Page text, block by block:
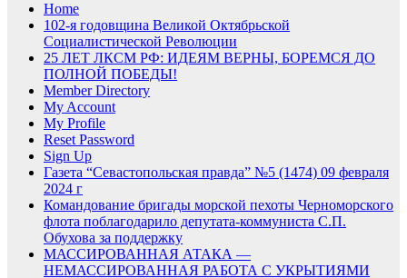
Home
102-я годовщина Великой Октябрьской
Социалистической Революции
25 ЛЕТ ЛКСМ РФ: ИДЕЯМ ВЕРНЫ, БОРЕМСЯ ДО
ПОЛНОЙ ПОБЕДЫ!
Member Directory
My Account
My Profile
Reset Password
Sign Up
Газета “Севастопольская правда” №5 (1474) 09 февраля
2024 г
Командование бригады морской пехоты Черноморского
флота поблагодарило депутата-коммуниста С.П.
Обухова за поддержку
МАССИРОВАННАЯ АТАКА —
НЕМАССИРОВАННАЯ РАБОТА С УКРЫТИЯМИ